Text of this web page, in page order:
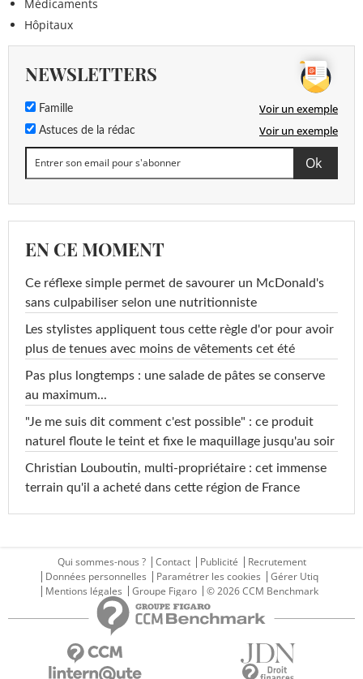
Médicaments
Hôpitaux
NEWSLETTERS
Famille Voir un exemple
Astuces de la rédac Voir un exemple
EN CE MOMENT
Ce réflexe simple permet de savourer un McDonald's
sans culpabiliser selon une nutritionniste
Les stylistes appliquent tous cette règle d'or pour avoir
plus de tenues avec moins de vêtements cet été
Pas plus longtemps : une salade de pâtes se conserve
au maximum...
"Je me suis dit comment c'est possible" : ce produit
naturel floute le teint et fixe le maquillage jusqu'au soir
Christian Louboutin, multi-propriétaire : cet immense
terrain qu'il a acheté dans cette région de France
Qui sommes-nous ? Contact Publicité
Recrutement
Données personnelles
Paramétrer les cookies
Gérer Utiq
Mentions légales
Groupe Figaro © 2026 CCM Benchmark